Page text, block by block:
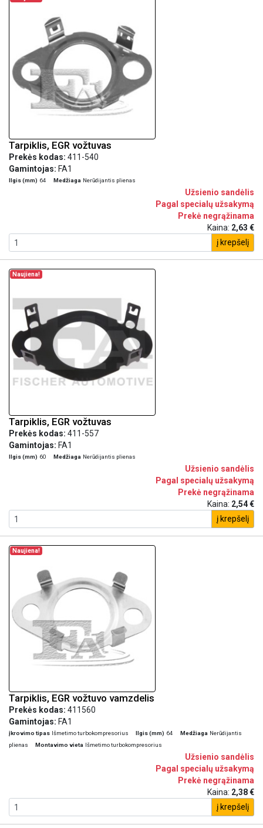
Tarpiklis, EGR vožtuvas
Prekės kodas: 411-540
Gamintojas: FA1
Ilgis (mm) 64 Medžiaga Nerūdijantis plienas
Užsienio sandėlis
Pagal specialų užsakymą
Prekė negrąžinama
Kaina: 2,63 €
į krepšelį
Naujiena!
Tarpiklis, EGR vožtuvas
Prekės kodas: 411-557
Gamintojas: FA1
Ilgis (mm) 60 Medžiaga Nerūdijantis plienas
Užsienio sandėlis
Pagal specialų užsakymą
Prekė negrąžinama
Kaina: 2,54 €
į krepšelį
Naujiena!
Tarpiklis, EGR vožtuvo vamzdelis
Prekės kodas: 411560
Gamintojas: FA1
įkrovimo tipas Išmetimo turbokompresorius Ilgis (mm) 64 Medžiaga Nerūdijantis
plienas
Montavimo vieta Išmetimo turbokompresorius
Užsienio sandėlis
Pagal specialų užsakymą
Prekė negrąžinama
Kaina: 2,38 €
į krepšelį